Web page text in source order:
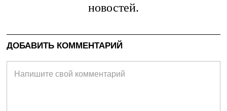
новостей.
ДОБАВИТЬ КОММЕНТАРИЙ